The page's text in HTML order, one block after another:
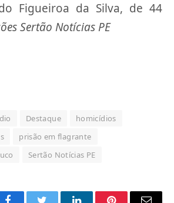
Figueiroa da Silva, de 44
Sertão Notícias PE
Destaque
homicídios
prisão em flagrante
Sertão Notícias PE